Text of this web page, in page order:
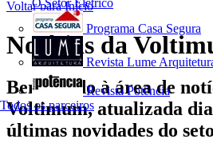
O Setor Elétrico
Programa Casa Segura
Revista Lume
Revista Potência
Todos os parceiros
Voltar para Início
Notícias da
Bem-vindo à área de
Voltimum, atualizada
últimas novidades do